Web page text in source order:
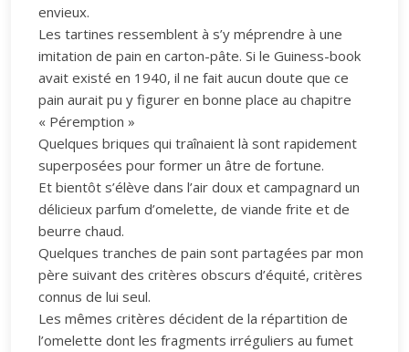
envieux.
Les tartines ressemblent à s’y méprendre à une
imitation de pain en carton-pâte. Si le Guiness-book
avait existé en 1940, il ne fait aucun doute que ce
pain aurait pu y figurer en bonne place au chapitre
« Péremption »
Quelques briques qui traînaient là sont rapidement
superposées pour former un âtre de fortune.
Et bientôt s’élève dans l’air doux et campagnard un
délicieux parfum d’omelette, de viande frite et de
beurre chaud.
Quelques tranches de pain sont partagées par mon
père suivant des critères obscurs d’équité, critères
connus de lui seul.
Les mêmes critères décident de la répartition de
l’omelette dont les fragments irréguliers au fumet